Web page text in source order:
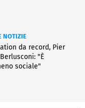
NOTIZIE
da record, Pier
"È
sociale"